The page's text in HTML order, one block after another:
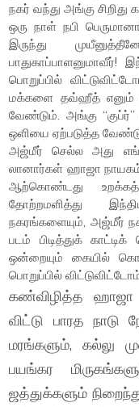
நகர் வந்து அங்கு
ஒரு நாள் நபி
இருந்து
பாதுகாப்பாளனுமாவீர்!
பொறுப்பில்
மக்களை தவ்ஹீத் எனும்
வேண்டும். அங்கு
ஒளியை ஏற்படுத்த
அஜ்மீர் செல்ல அது
லானார்கள் ஹாஜா
ஆற்கொண்டது
தோற்றமளித்து
நகரங்களையும், அஜ்மீர்
படம் பிடித்துக்
ஒன்றையும் கையில்
பொறுப்பில்
கண்விழித்த
விட்டு பாரத நாடு
மரங்களும், கல்லு
பயங்கர
ஜத்துக்களும்